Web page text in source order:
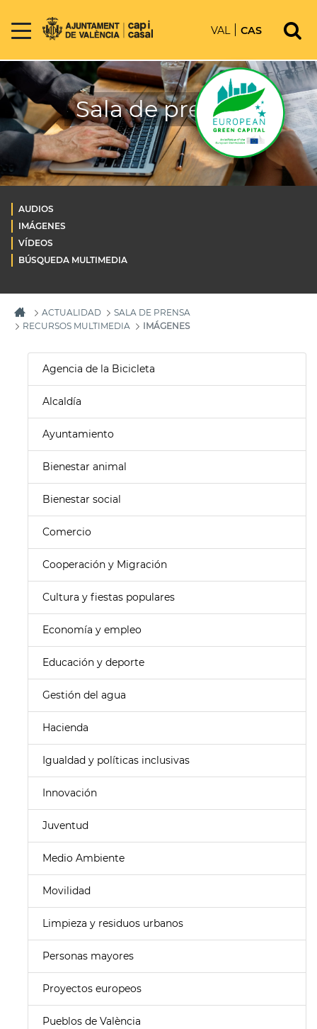
VAL CAS
Sala de prensa
AUDIOS
IMÁGENES
VÍDEOS
BÚSQUEDA MULTIMEDIA
ACTUALIDAD
SALA DE PRENSA
RECURSOS MULTIMEDIA
IMÁGENES
Agencia de la Bicicleta
Alcaldía
Ayuntamiento
Bienestar animal
Bienestar social
Comercio
Cooperación y Migración
Cultura y fiestas populares
Economía y empleo
Educación y deporte
Gestión del agua
Hacienda
Igualdad y políticas inclusivas
Innovación
Juventud
Medio Ambiente
Movilidad
Limpieza y residuos urbanos
Personas mayores
Proyectos europeos
Pueblos de València